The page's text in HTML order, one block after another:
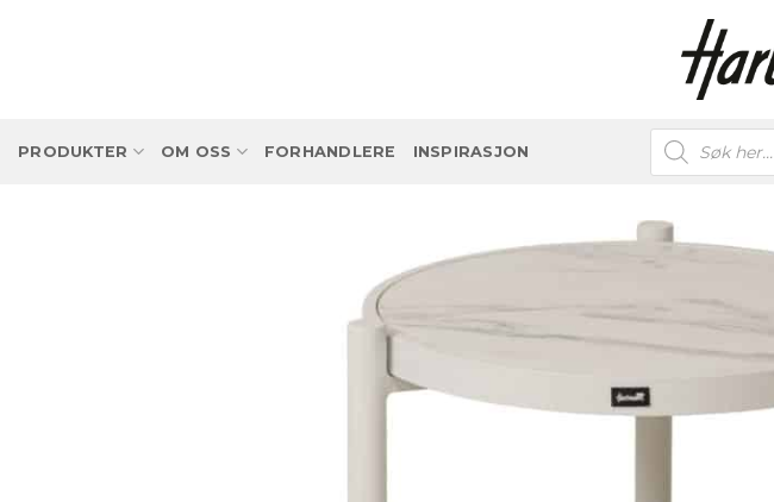
PRODUKTER OM OSS FORHANDLERE INSPIRASJON
Products
search